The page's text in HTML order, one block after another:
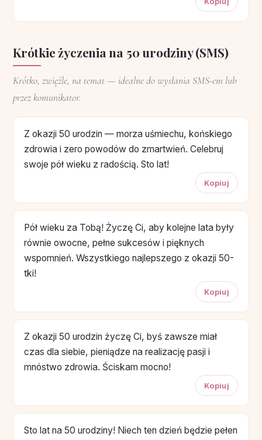
Krótkie życzenia na 50 urodziny (SMS)
Krótko, zwięźle, na temat — idealne do wysłania SMS-em lub
przez komunikator.
Z okazji 50 urodzin — morza uśmiechu, końskiego
zdrowia i zero powodów do zmartwień. Celebruj
swoje pół wieku z radością. Sto lat!
Kopiuj
Pół wieku za Tobą! Życzę Ci, aby kolejne lata były
równie owocne, pełne sukcesów i pięknych
wspomnień. Wszystkiego najlepszego z okazji 50-
tki!
Kopiuj
Z okazji 50 urodzin życzę Ci, byś zawsze miał
czas dla siebie, pieniądze na realizację pasji i
mnóstwo zdrowia. Ściskam mocno!
Kopiuj
Sto lat na 50 urodziny! Niech ten dzień będzie pełen